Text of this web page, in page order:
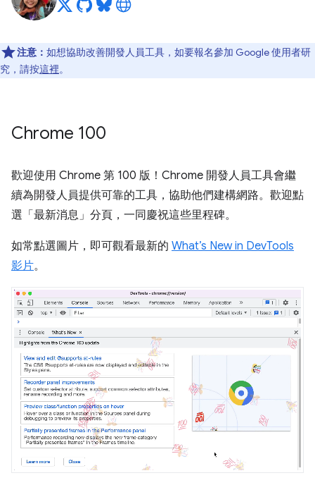
注意： 如想協助改善開發人員工具，如要報名參加 Google 使用者研
究，請按這裡。
Chrome 100
歡迎使用 Chrome 第 100 版！Chrome 開發人員工具會繼
續為開發人員提供可靠的工具，協助他們建構網路。歡迎點
選「最新消息」 分頁，一同慶祝這些里程碑。
如常點選圖片，即可觀看最新的 What’s New in DevTools
影片。